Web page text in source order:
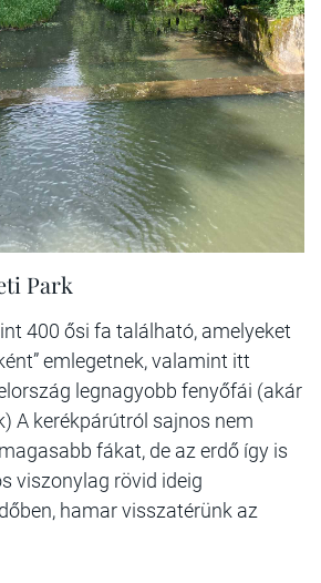
Park
400 ősi fa található, amelyeket
emlegetnek, valamint itt
legnagyobb fenyőfái (akár
A kerékpárútról sajnos nem
fákat, de az erdő így is
viszonylag rövid ideig
hamar visszatérünk az